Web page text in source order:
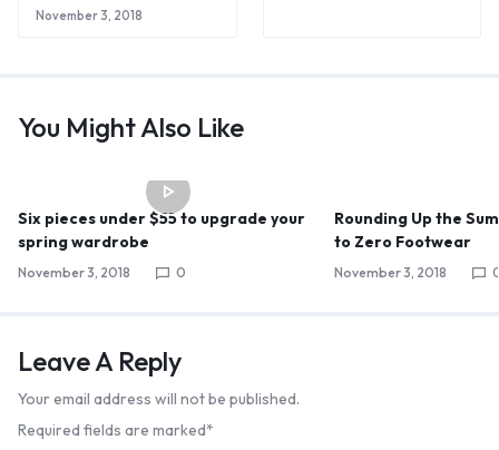
November 3, 2018
You Might Also Like
Six pieces under $55 to upgrade your
spring wardrobe
November 3, 2018 0
Rounding Up the
to Zero Footwear
November 3, 2018
Leave A Reply
Your email address will not be published.
Required fields are marked*